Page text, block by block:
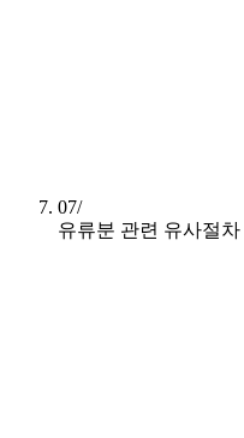
07/
유류분 관련 유사절차